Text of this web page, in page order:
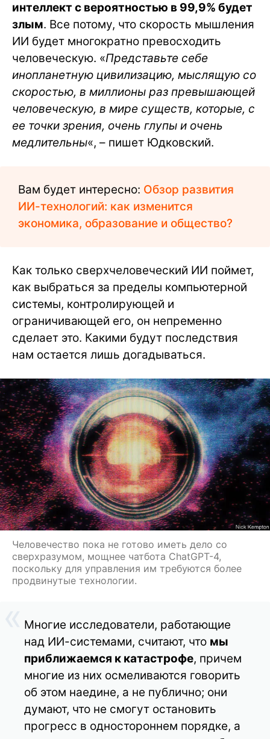
интеллект с вероятностью в 99,9% будет
злым. Все потому, что скорость мышления
ИИ будет многократно превосходить
человеческую. «Представьте себе
инопланетную цивилизацию, мыслящую со
скоростью, в миллионы раз превышающей
человеческую, в мире существ, которые, с
ее точки зрения, очень глупы и очень
медлительны«, – пишет Юдковский.
Вам будет интересно: Обзор развития
ИИ-технологий: как изменится
экономика, образование и общество?
Как только сверхчеловеческий ИИ поймет,
как выбраться за пределы компьютерной
системы, контролирующей и
ограничивающей его, он непременно
сделает это. Какими будут последствия
нам остается лишь догадываться.
Человечество пока не готово иметь дело со
сверхразумом, мощнее чатбота ChatGPT-4,
поскольку для управления им требуются более
продвинутые технологии.
Многие исследователи, работающие
над ИИ-системами, считают, что мы
приближаемся к катастрофе, причем
многие из них осмеливаются говорить
об этом наедине, а не публично; они
думают, что не смогут остановить
прогресс в одностороннем порядке, а